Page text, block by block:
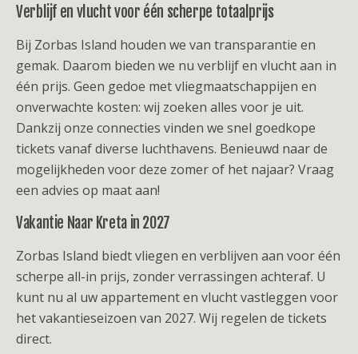
Verblijf en vlucht voor één scherpe totaalprijs
Bij Zorbas Island houden we van transparantie en
gemak. Daarom bieden we nu verblijf en vlucht aan in
één prijs. Geen gedoe met vliegmaatschappijen en
onverwachte kosten: wij zoeken alles voor je uit.
Dankzij onze connecties vinden we snel goedkope
tickets vanaf diverse luchthavens. Benieuwd naar de
mogelijkheden voor deze zomer of het najaar? Vraag
een advies op maat aan!
Vakantie Naar Kreta in 2027
Zorbas Island biedt vliegen en verblijven aan voor één
scherpe all-in prijs, zonder verrassingen achteraf. U
kunt nu al uw appartement en vlucht vastleggen voor
het vakantieseizoen van 2027. Wij regelen de tickets
direct.